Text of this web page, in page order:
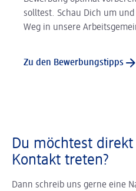
solltest. Schau Dich um
Weg in unsere
Zu den Bewerbungstipps
Du möchtest
Kontakt treten?
Dann schreib uns gerne eine